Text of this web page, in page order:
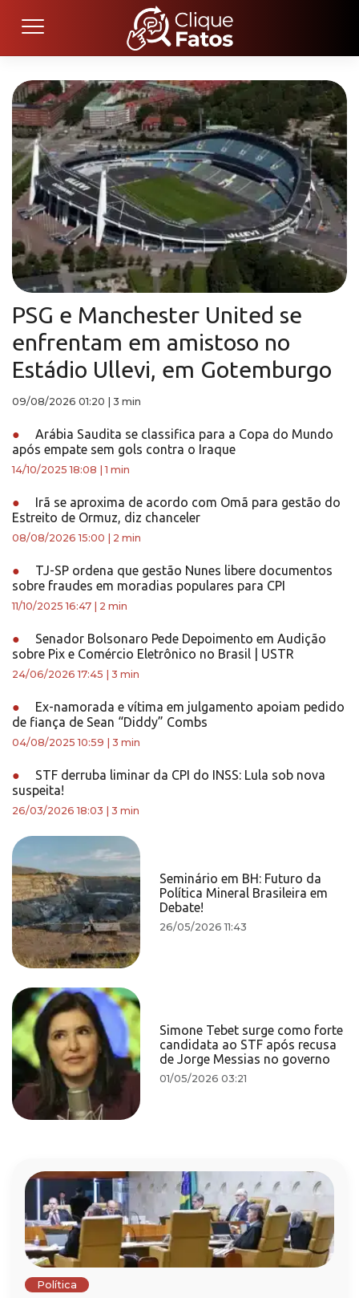
PSG e Manchester United se
enfrentam em amistoso no
Estádio Ullevi, em Gotemburgo
09/08/2026 01:20 3 min
●
Arábia Saudita se classifica para a Copa do Mundo
após empate sem gols contra o Iraque
14/10/2025 18:08 |1 min
●
Irã se aproxima de acordo com Omã para gestão do
Estreito de Ormuz, diz chanceler
08/08/2026 15:00 2 min
●
TJ-SP ordena que gestão Nunes libere documentos
sobre fraudes em moradias populares para CPI
11/10/2025 16:47 2 min
●
Senador Bolsonaro Pede Depoimento em Audição
sobre Pix e Comércio Eletrônico no Brasil | USTR
24/06/2026 17:45 3 min
●
Ex-namorada e vítima em julgamento apoiam pedido
de fiança de Sean “Diddy” Combs
04/08/2025 10:59 3 min
●
STF derruba liminar da CPI do INSS: Lula sob nova
suspeita!
26/03/2026 18:03 3 min
Seminário em BH: Futuro da
Política Mineral Brasileira em
Debate!
26/05/2026 11:43
Simone Tebet surge como forte
candidata ao STF após recusa
de Jorge Messias no governo
01/05/2026 03:21
Política